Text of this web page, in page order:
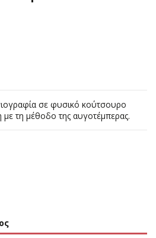
σε φυσικό κούτσουρο
τη μέθοδο της αυγοτέμπερας.